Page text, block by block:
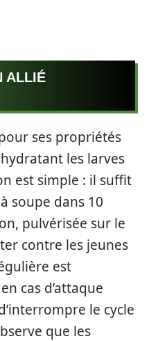
ALLIÉ
ses propriétés
les larves
est simple : il suffit
soupe dans 10
pulvérisée sur le
contre les jeunes
est
cas d’attaque
le cycle
que les